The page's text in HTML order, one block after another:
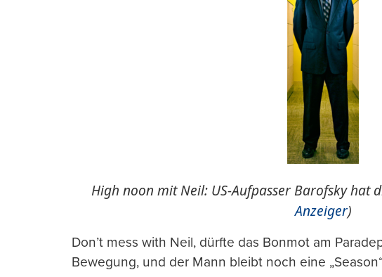
High noon mit Neil: US-Aufpasser Barofsky hat
Anzeiger)
Don’t mess with Neil, dürfte das Bonmot am
Bewegung, und der Mann bleibt noch eine